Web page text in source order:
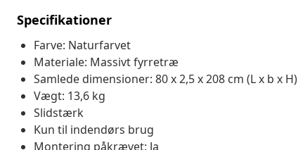
Specifikationer
Farve: Naturfarvet
Materiale: Massivt fyrretræ
Samlede dimensioner: 80 x 2,5 x 208 cm (L x b x H)
Vægt: 13,6 kg
Slidstærk
Kun til indendørs brug
Montering påkrævet: Ja